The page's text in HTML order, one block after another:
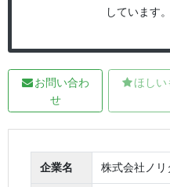
しています。
お問い合わ
せ
ほしい
企業名 株式会社ノリ